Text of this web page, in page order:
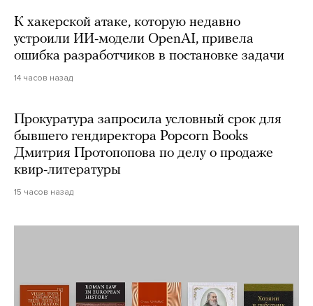
К хакерской атаке, которую недавно
устроили ИИ-модели OpenAI, привела
ошибка разработчиков в постановке задачи
14 часов назад
Прокуратура запросила условный срок для
бывшего гендиректора Popcorn Books
Дмитрия Протопопова по делу о продаже
квир-литературы
15 часов назад